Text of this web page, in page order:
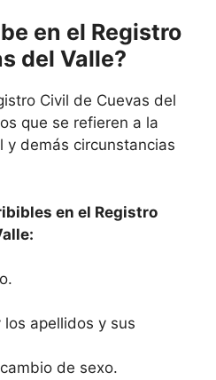
en el Registro
del Valle?
Civil de Cuevas del
que se refieren a la
demás circunstancias
en el Registro
los apellidos y sus
de sexo.